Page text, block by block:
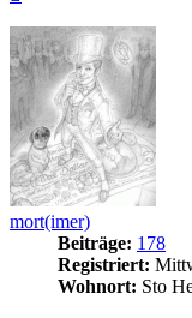
mort(imer)
Beiträge: 178
Registriert:
Wohnort: Sto